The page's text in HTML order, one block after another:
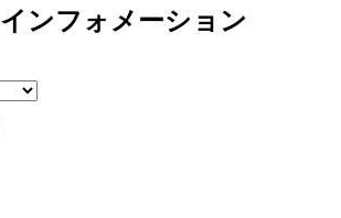
インフォメーション